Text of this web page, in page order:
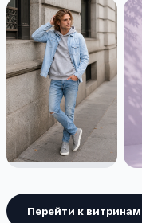
Перейти к витринам